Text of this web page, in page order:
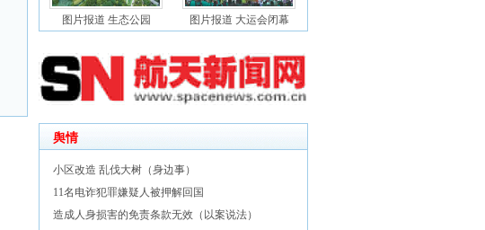
图片报道 生态公园 图片报道 大运会闭幕
舆情
小区改造 乱伐大树（身边事）
11名电诈犯罪嫌疑人被押解回国
造成人身损害的免责条款无效（以案说法）